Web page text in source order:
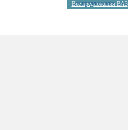
Все предложения ВАЗ